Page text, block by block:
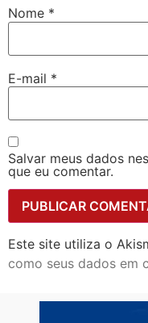
Nome *
E-mail *
Salvar meus dados
que eu comentar.
Este site utiliza o
como seus dados em